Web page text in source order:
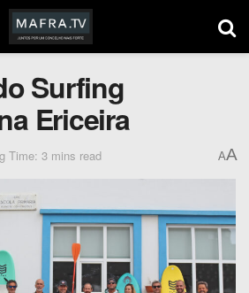
Surfing
Ericeira
Time: 3 mins read AA